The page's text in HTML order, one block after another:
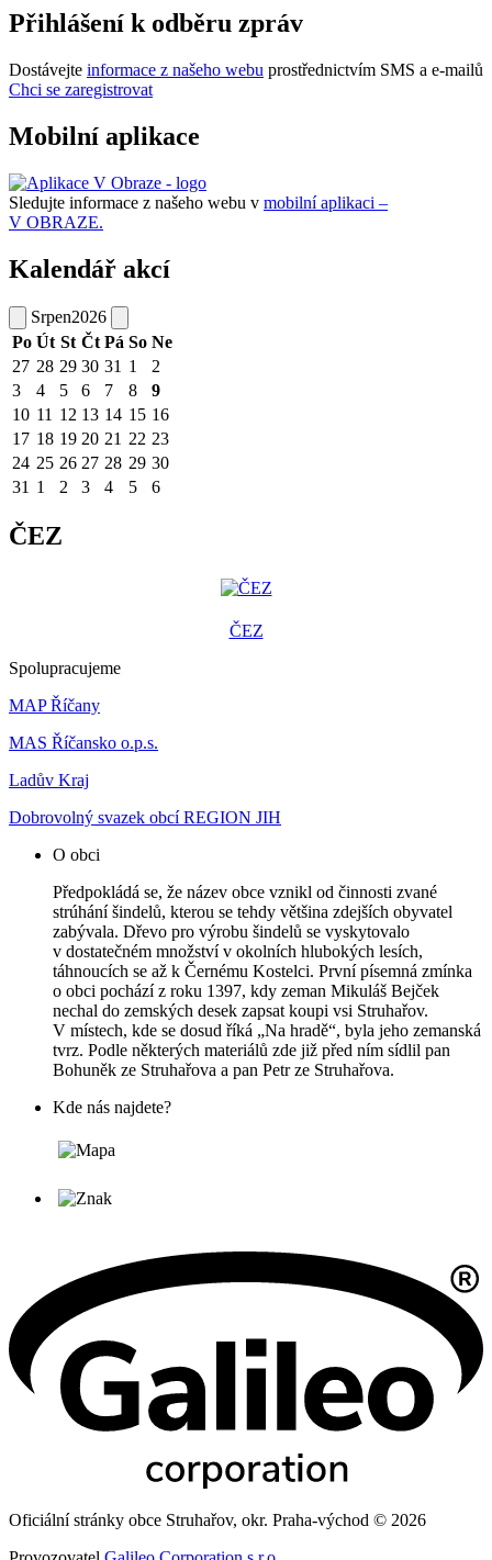
Přihlášení k odběru zpráv
Dostávejte informace z našeho webu prostřednictvím SMS a e-mailů
Chci se zaregistrovat
Mobilní aplikace
Sledujte informace z našeho webu v mobilní aplikaci –
V OBRAZE.
Kalendář akcí
Srpen2026
Po Út St Čt Pá So Ne
27 28 29 30 31 1
2
3
4 5 6 7 8
9
10 11 12 13 14 15 16
17 18 19 20 21 22 23
24 25 26 27 28 29 30
31 1 2 3 4 5 6
ČEZ
ČEZ
Spolupracujeme
MAP Říčany
MAS Říčansko o.p.s.
Ladův Kraj
Dobrovolný svazek obcí REGION JIH
O obci
Předpokládá se, že název obce vznikl od činnosti zvané
strúhání šindelů, kterou se tehdy většina zdejších obyvatel
zabývala. Dřevo pro výrobu šindelů se vyskytovalo
v dostatečném množství v okolních hlubokých lesích,
táhnoucích se až k Černému Kostelci. První písemná zmínka
o obci pochází z roku 1397, kdy zeman Mikuláš Bejček
nechal do zemských desek zapsat koupi vsi Struhařov.
V místech, kde se dosud říká „Na hradě“, byla jeho zemanská
tvrz. Podle některých materiálů zde již před ním sídlil pan
Bohuněk ze Struhařova a pan Petr ze Struhařova.
Kde nás najdete?
Oficiální stránky obce Struhařov, okr. Praha-východ © 2026